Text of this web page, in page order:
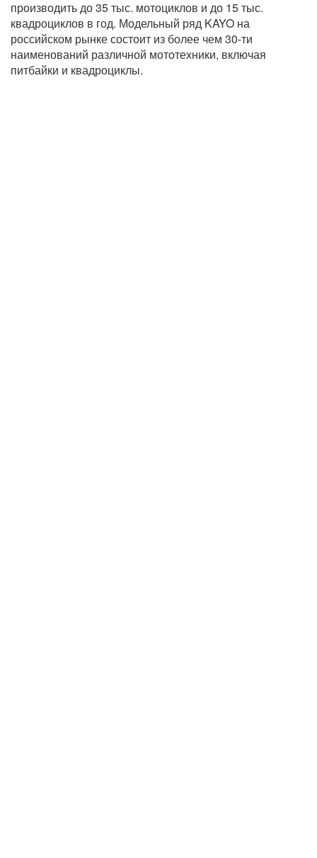
производить до 35 тыс. мотоциклов и до 15 тыс.
квадроциклов в год. Модельный ряд KAYO на
российском рынке состоит из более чем 30-ти
наименований различной мототехники, включая
питбайки и квадроциклы.